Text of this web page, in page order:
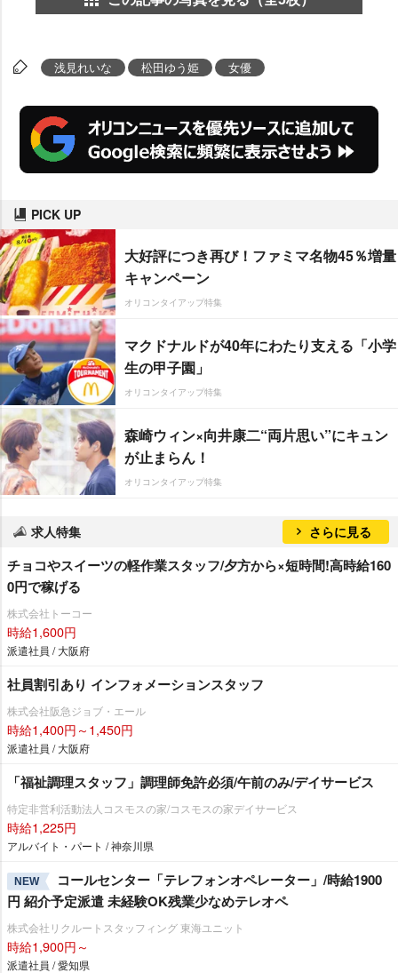
浅見れいな 松田ゆう姫 女優
PICK UP
大好評につき再び！ファミマ名物45％増量
キャンペーン
オリコンタイアップ特集
マクドナルドが40年にわたり支える「小学
生の甲子園」
オリコンタイアップ特集
森崎ウィン×向井康二“両片思い”にキュン
が止まらん！
オリコンタイアップ特集
求人特集 さらに見る
チョコやスイーツの軽作業スタッフ/夕方から×短時間!高時給160
0円で稼げる
株式会社トーコー
時給1,600円
派遣社員 / 大阪府
社員割引あり インフォメーションスタッフ
株式会社阪急ジョブ・エール
時給1,400円～1,450円
派遣社員 / 大阪府
「福祉調理スタッフ」調理師免許必須/午前のみ/デイサービス
特定非営利活動法人コスモスの家/コスモスの家デイサービス
時給1,225円
アルバイト・パート / 神奈川県
NEW
コールセンター「テレフォンオペレーター」/時給1900
円 紹介予定派遣 未経験OK残業少なめテレオペ
株式会社リクルートスタッフィング 東海ユニット
時給1,900円～
派遣社員 / 愛知県